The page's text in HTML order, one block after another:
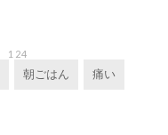
124
朝ごはん 痛い